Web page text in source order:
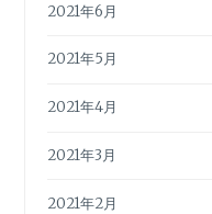
2021年6月
2021年5月
2021年4月
2021年3月
2021年2月